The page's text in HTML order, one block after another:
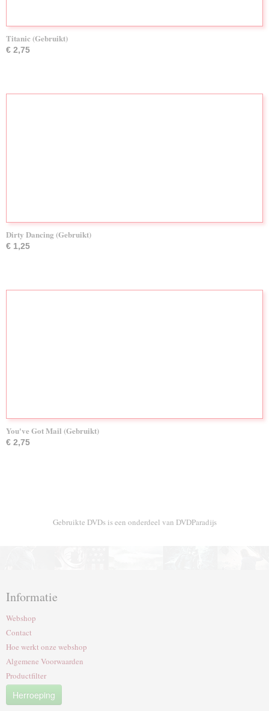
Titanic (Gebruikt)
€ 2,75
Dirty Dancing (Gebruikt)
€ 1,25
You've Got Mail (Gebruikt)
€ 2,75
Gebruikte DVDs is een onderdeel van DVDParadijs
Informatie
Webshop
Contact
Hoe werkt onze webshop
Algemene Voorwaarden
Productfilter
Herroeping